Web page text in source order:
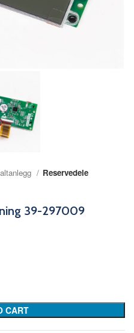
Reservedele
39-297009
CART